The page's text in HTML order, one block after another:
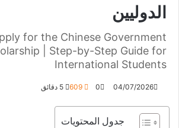
الدوليين
for the Chinese Government
| Step-by-Step Guide for
International Students
04/07/2026
0
جدول المحتويات